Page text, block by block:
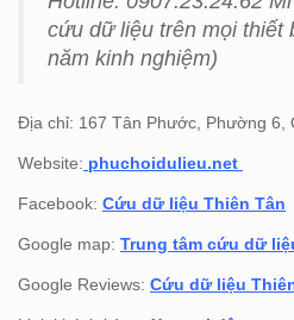
cứu dữ liệu trên mọi thiết
năm kinh nghiệm)
Địa chỉ: 167 Tân Phước, Phường 6,
Website: phuchoidulieu.net
Facebook: Cứu dữ liệu Thiên Tân
Google map: Trung tâm cứu dữ
Google Reviews: Cứu dữ liệu